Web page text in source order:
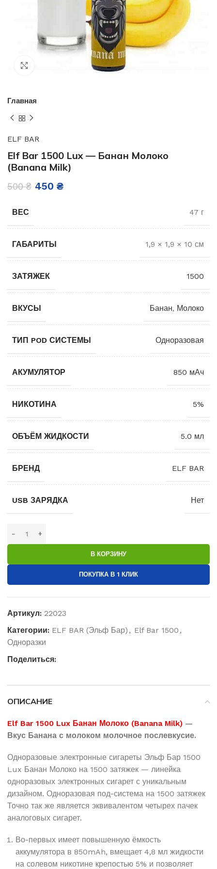
Нажмите, чтобы увеличить
Главная
ELF BAR
Elf Bar 1500 Lux — Банан Молоко
(Banana Milk)
500₴ 450 ₴
ВЕС 47 г
ГАБАРИТЫ 1,9 × 1,9 × 10 см
ЗАТЯЖЕК 1500
ВКУСЫ Банан, Молоко
ТИП POD СИСТЕМЫ Одноразовая
АКУМУЛЯТОР 850 мАч
НИКОТИНА 5%
ОБЪЁМ ЖИДКОСТИ 5.0 мл
БРЕНД ELF BAR
USB ЗАРЯДКА Нет
В КОРЗИНУ
ПОКУПКА В 1 КЛИК
Артикул: 22023
Категории: ELF BAR (Эльф Бар) , Elf Bar 1500 ,
Одноразки
Поделиться:
ОПИСАНИЕ
Elf Bar 1500 Lux Банан Молоко (Banana Milk) —
Вкус Банана с молоком молочное послевкусие.
Одноразовые электронные сигареты Эльф Бар 1500
Lux Банан Молоко на 1500 затяжек — линейка
одноразовых электронных сигарет с уникальным
дизайном. Одноразовая под-система на 1500 затяжек
Точно так же является эквивалентом четырех пачек
аналоговых сигарет.
Во-первых имеет повышенную ёмкость
аккумулятора в 850mAh, вмещает 4,8 мл жидкости
на солевом никотине крепостью 5% и позволяет